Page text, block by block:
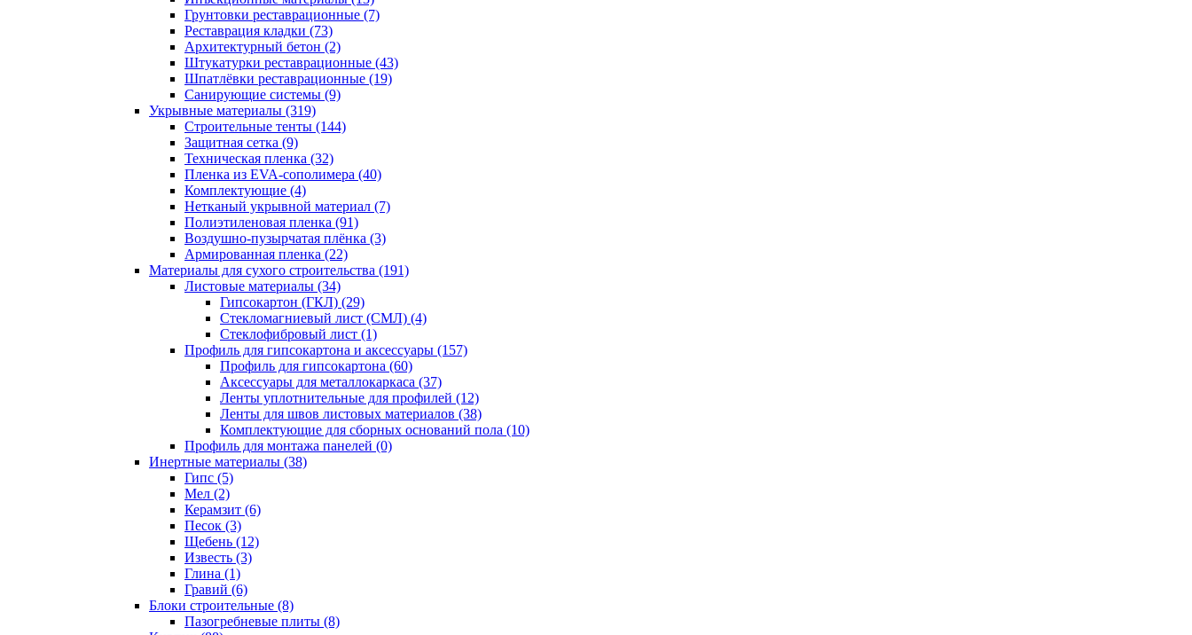
Грунтовки реставрационные (7)
Реставрация кладки (73)
Архитектурный бетон (2)
Штукатурки реставрационные (43)
Шпатлёвки реставрационные (19)
Санирующие системы (9)
Укрывные материалы (319)
Строительные тенты (144)
Защитная сетка (9)
Техническая пленка (32)
Пленка из EVA-сополимера (40)
Комплектующие (4)
Нетканый укрывной материал (7)
Полиэтиленовая пленка (91)
Воздушно-пузырчатая плёнка (3)
Армированная пленка (22)
Материалы для сухого строительства (191)
Листовые материалы (34)
Гипсокартон (ГКЛ) (29)
Стекломагниевый лист (СМЛ) (4)
Cтеклофибровый лист (1)
Профиль для гипсокартона и аксессуары (157)
Профиль для гипсокартона (60)
Аксессуары для металлокаркаса (37)
Ленты уплотнительные для профилей (12)
Ленты для швов листовых материалов (38)
Комплектующие для сборных оснований пола (10)
Профиль для монтажа панелей (0)
Инертные материалы (38)
Гипс (5)
Мел (2)
Керамзит (6)
Песок (3)
Щебень (12)
Известь (3)
Глина (1)
Гравий (6)
Блоки строительные (8)
Пазогребневые плиты (8)